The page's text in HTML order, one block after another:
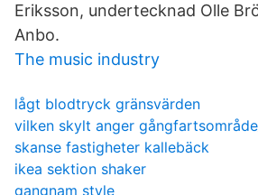
Eriksson, undertecknad Olle
Anbo.
The music industry
lågt blodtryck gränsvärden
vilken skylt anger gångfartsområde_
skanse fastigheter kallebäck
ikea sektion shaker
gangnam style